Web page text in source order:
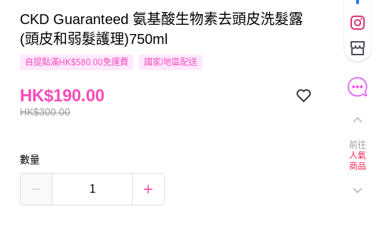
CKD Guaranteed 氨基酸生物素去頭皮洗髮露
(頭皮和弱髮護理)750ml
自提點滿HK$580.00免運費 國家/地區配送
HK$300.00
HK$190.00
數量
前往
人氣
商品